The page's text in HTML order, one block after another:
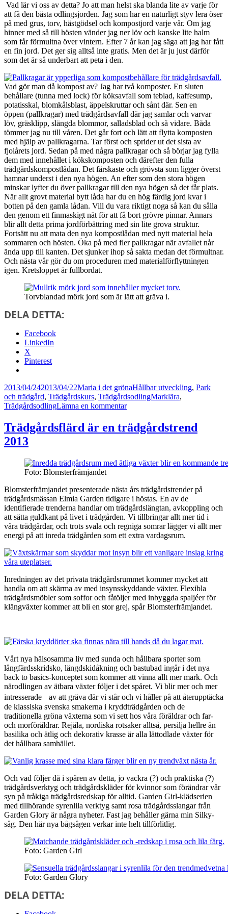
Vad lär vi oss av detta? Jo att man helst ska blanda lite av varje för
att få den bästa odlingsjorden. Jag som har en naturligt styv lera öser
på med grus, torv, hästgödsel och kompostjord varje vår. Om jag
hinner med så till hösten vänder jag ner löv och kanske lite halm
som får förmultna över vintern. Efter 7 år kan jag säga att jag har fått
en fin jord. Det ger sig alltså inte gratis. Men det är ju just därför
som det är så underbart att peta i den.
Vad gör man då kompost av? Jag har två komposter. En sluten
behållare (tunna med lock) för köksavfall som teblad, kaffesump,
potatisskal, blomkålsblast, äppelskruttar och sånt där. Sen en
öppen (pallkragar) med trädgårdsavfall där jag samlar och varvar
löv, gräsklipp, slängda blommor, salladsblad och så vidare. Båda
tömmer jag nu till våren. Det går fort och lätt att flytta komposten
med hjälp av pallkragarna. Tar först och sprider ut det sista av
fjolårets jord. Sedan på med några pallkragar och så börjar jag fylla
dem med innehållet i kökskomposten och därefter den fulla
trädgårdskompostlådan. Det färskaste och grövsta som ligger överst
hamnar underst i den nya högen. An efter som den stora högen
minskar lyfter du över pallkragar till den nya högen så det får plats.
När allt grovt material bytt låda har du en hög färdig jord kvar i
botten på den gamla lådan. Vill du vara riktigt noga så kan du sålla
den genom ett finmaskigt nät för att få bort grövre pinnar. Annars
blir allt detta prima jordförbättring med sin lite grova struktur.
Fortsätt nu att mata den nya kompostlådan med nytt material hela
sommaren och hösten. Öka på med fler pallkragar när avfallet når
ända upp till kanten. Det sjunker ihop så sakta medan det förmultnar.
Och nästa vår gör du om proceduren med materialförflyttningen
igen. Kretsloppet är fullbordat.
Torvblandad mörk jord som är lätt att gräva i.
DELA DETTA:
Facebook
LinkedIn
X
Pinterest
Postat
2013/04/242013/04/22Författare
Maria i det grönaKategorier
Hållbar utveckling, Park
och trädgård, Trädgårdskurs, TrädgårdsodlingTaggar
Marklära,
TrädgårdsodlingLämna en kommentartill
att
böka
Trädgårdsflärd är en trädgårdstrend
2013
Foto: Blomsterfrämjandet
Blomsterfrämjandet presenterade nästa års trädgårdstrender på
trädgårdsmässan Elmia Garden tidigare i höstas. En av de
identifierade trenderna handlar om trädgårdslängtan, avkoppling och
att sätta guldkant på livet i trädgården. Vi tillbringar allt mer tid i
våra trädgårdar, och trots svala och regniga somrar lägger vi allt mer
energi på att inreda trädgården som ett extra vardagsrum.
Inredningen av det privata trädgårdsrummet kommer mycket att
handla om att skärma av med insynsskyddande växter. Flexibla
trädgårdsmöbler som soffor och fåtöljer med inbyggda spaljéer för
klängväxter kommer att bli en stor grej, spår Blomsterfrämjandet.
Vårt nya hälsosamma liv med sunda och hållbara sporter som
långfärdsskridsko, längdskidåkning och bastubad ingår i det nya
back to basics-konceptet som kommer att vinna allt mer mark. Och
närodlingen av ätbara växter följer i det spåret. Vi blir mer och mer
intresserade av att gräva där vi står och vi håller på att återupptäcka
de klassiska svenska smakerna i kryddträdgården och de
traditionella gröna växterna som vi sett hos våra föräldrar och far-
och morföräldrar. Rejäla, nordiska rotsaker alltså, persilja hellre än
basilika och ätlig och dekorativ krasse är alla lättodlade växter för
det hållbara samhället.
Och vad följer då i spåren av detta, jo vackra (?) och praktiska (?)
trädgårdsverktyg och trädgårdskläder för kvinnor som förändrar vår
syn på tråkiga trädgårdsredskap för alltid. Garden Girl-klädserien
med tillhörande syrenlila verktyg samt rosa trädgårdsslangar från
Garden Glory är några nyheter. Fast jag behåller gärna min Silky-
såg. Den här nya bågsågen verkar inte helt tillförlitlig.
Foto: Garden Girl
Foto: Garden Glory
DELA DETTA: